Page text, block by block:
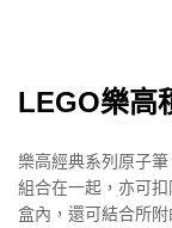
LEGO樂高
樂高經典系列原子
組合在一起，亦可
盒內，還可結合所